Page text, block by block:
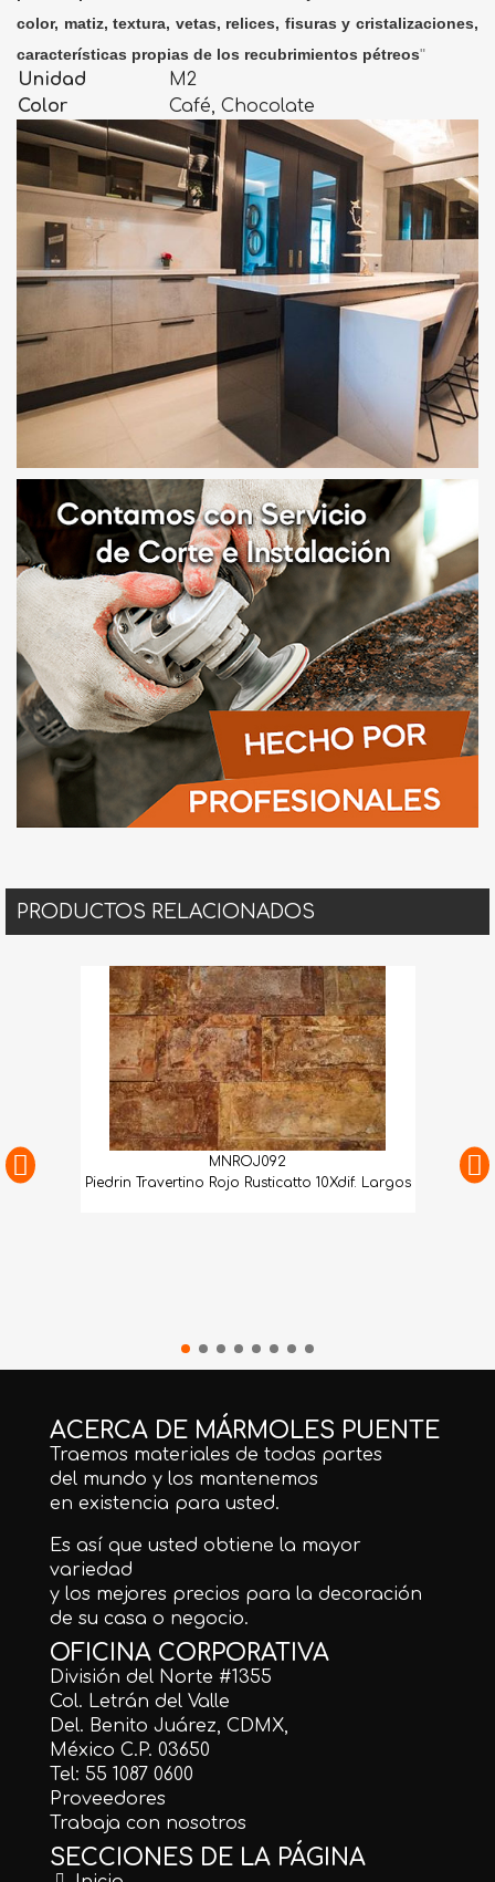
color, matiz, textura, vetas, relices, fisuras y cristalizaciones,
características propias de los recubrimientos pétreos"
Unidad
M2
Color
Café, Chocolate
PRODUCTOS RELACIONADOS
MNROJ092
Piedrin Travertino Rojo Rusticatto 10Xdif. Largos
ACERCA DE MÁRMOLES PUENTE
Traemos materiales de todas partes
del mundo y los mantenemos
en existencia para usted.
Es así que usted obtiene la mayor
variedad
y los mejores precios para la decoración
de su casa o negocio.
OFICINA CORPORATIVA
División del Norte #1355
Col. Letrán del Valle
Del. Benito Juárez, CDMX,
México C.P. 03650
Tel: 55 1087 0600
Proveedores
Trabaja con nosotros
SECCIONES DE LA PÁGINA